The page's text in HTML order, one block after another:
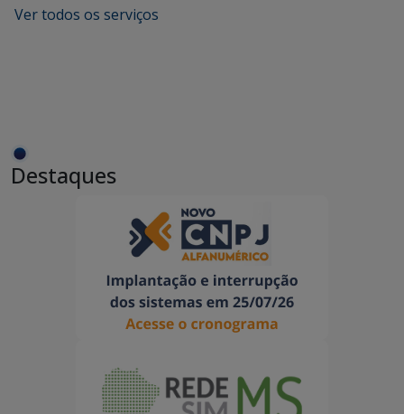
Ver todos os serviços
Destaques